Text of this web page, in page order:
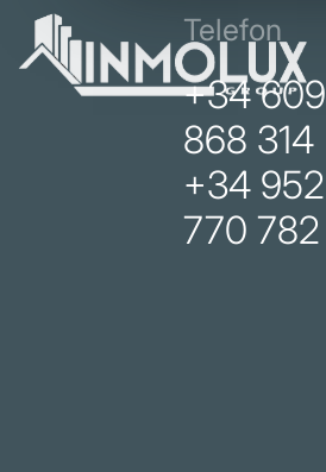
Telefon
+34 609
868 314
+34 952
770 782